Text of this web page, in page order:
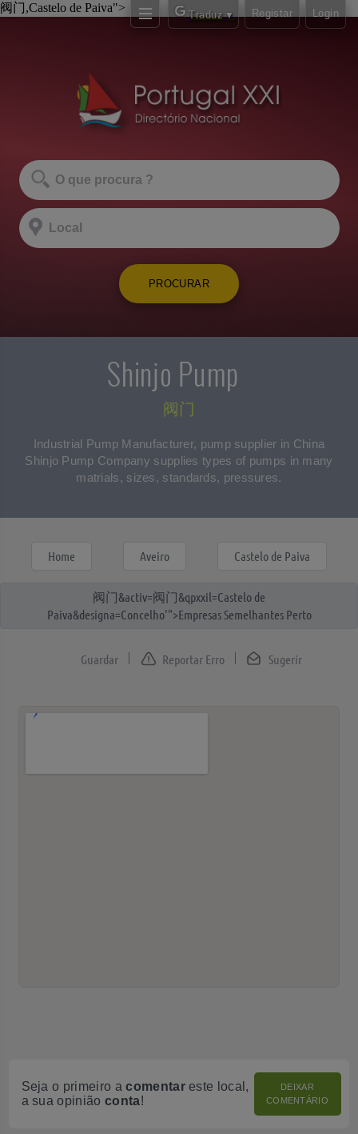
阀门,Castelo de Paiva">
Traduz▼ Registar Login
PROCURAR
Shinjo Pump
阀门
Industrial Pump Manufacturer, pump supplier in China
Shinjo Pump Company supplies types of pumps in many
matrials, sizes, standards, pressures.
Home Aveiro Castelo de Paiva
阀门&activ=阀门&qpxxil=Castelo de
Paiva&designa=Concelho'">Empresas Semelhantes Perto
Sugerir
Reportar Erro
Seja o primeiro acomentareste local,
a sua opinião conta!
DEIXAR
COMENTÁRIO